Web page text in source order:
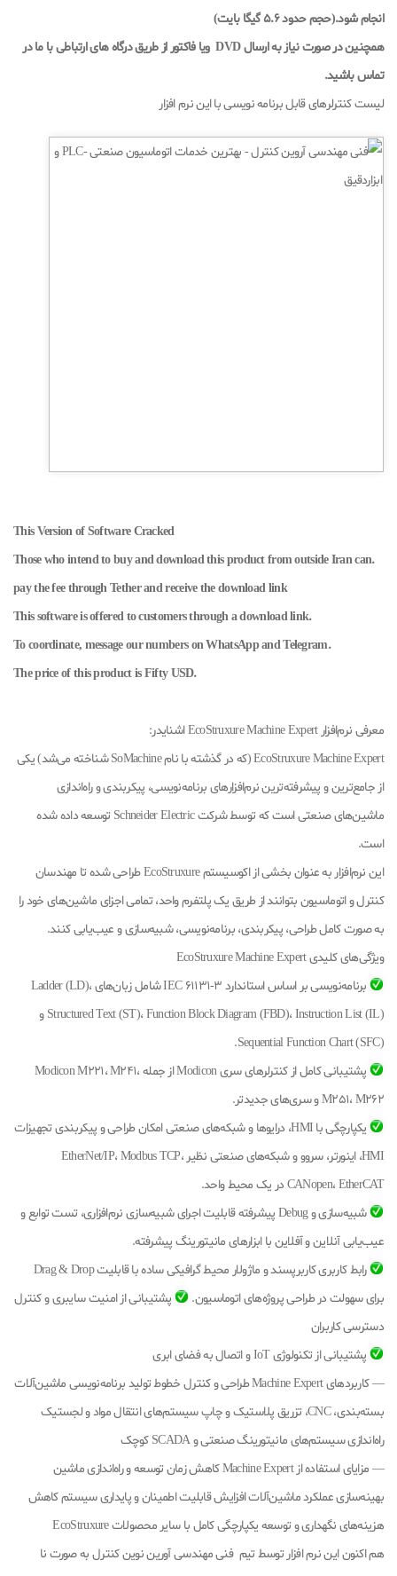
انجام شود.(حجم حدود 5.6 گیگا بایت
)
همچنین در صورت نیاز به ارسالDVD ویا فاکتور از طریق درگاه های ارتباطی با ما در
تماس باشید.
لیست کنترلرهای قابل برنامه نویسی با این نرم افزار
This Version of Software Cracked
.Those who intend to buy and download this product from outside Iran can
pay the fee through Tether and receive the download link
.This software is offered to customers through a download link
.To coordinate, message our numbers on WhatsApp and Telegram
.The price of this product is Fifty USD
معرفی نرم‌افزار EcoStruxure Machine Expert اشنایدر:
EcoStruxure Machine Expert (که در گذشته با نام SoMachine شناخته می‌شد) یکی
از جامع‌ترین و پیشرفته‌ترین نرم‌افزارهای برنامه‌نویسی، پیکربندی و راه‌اندازی
ماشین‌های صنعتی است که توسط شرکت Schneider Electric توسعه داده شده
است.
این نرم‌افزار به عنوان بخشی از اکوسیستم EcoStruxure طراحی شده تا مهندسان
کنترل و اتوماسیون بتوانند از طریق یک پلتفرم واحد، تمامی اجزای ماشین‌های خود را
به صورت کامل طراحی، پیکربندی، برنامه‌نویسی، شبیه‌سازی و عیب‌یابی کنند.
ویژگی‌های کلیدی EcoStruxure Machine Expert
برنامه‌نویسی بر اساس استاندارد IEC 61131-3 شامل زبان‌های Ladder (LD)،
Structured Text (ST)، Function Block Diagram (FBD)، Instruction List (IL) و
Sequential Function Chart (SFC).
پشتیبانی کامل از کنترلرهای سری Modicon از جمله Modicon M221، M241،
M251، M262 و سری‌های جدیدتر.
یکپارچگی با HMI، درایوها و شبکه‌های صنعتی امکان طراحی و پیکربندی تجهیزات
HMI، اینورتر، سروو و شبکه‌های صنعتی نظیر EtherNet/IP، Modbus TCP،
CANopen، EtherCAT در یک محیط واحد.
شبیه‌سازی و Debug پیشرفته قابلیت اجرای شبیه‌سازی نرم‌افزاری، تست توابع و
عیب‌یابی آنلاین و آفلاین با ابزارهای مانیتورینگ پیشرفته.
رابط کاربری کاربرپسند و ماژولار محیط گرافیکی ساده با قابلیت Drag & Drop
برای سهولت در طراحی پروژه‌های اتوماسیون.
پشتیبانی از امنیت سایبری و کنترل
دسترسی کاربران
پشتیبانی از تکنولوژی IoT و اتصال به فضای ابری
— کاربردهای Machine Expert طراحی و کنترل خطوط تولید برنامه‌نویسی ماشین‌آلات
بسته‌بندی، CNC، تزریق پلاستیک و چاپ سیستم‌های انتقال مواد و لجستیک
راه‌اندازی سیستم‌های مانیتورینگ صنعتی و SCADA کوچک
— مزایای استفاده از Machine Expert کاهش زمان توسعه و راه‌اندازی ماشین
بهینه‌سازی عملکرد ماشین‌آلات افزایش قابلیت اطمینان و پایداری سیستم کاهش
هزینه‌های نگهداری و توسعه یکپارچگی کامل با سایر محصولات EcoStruxure
هم اکنون این نرم افزار توسط تیم فنی مهندسی آورین نوین کنترل به صورت نا